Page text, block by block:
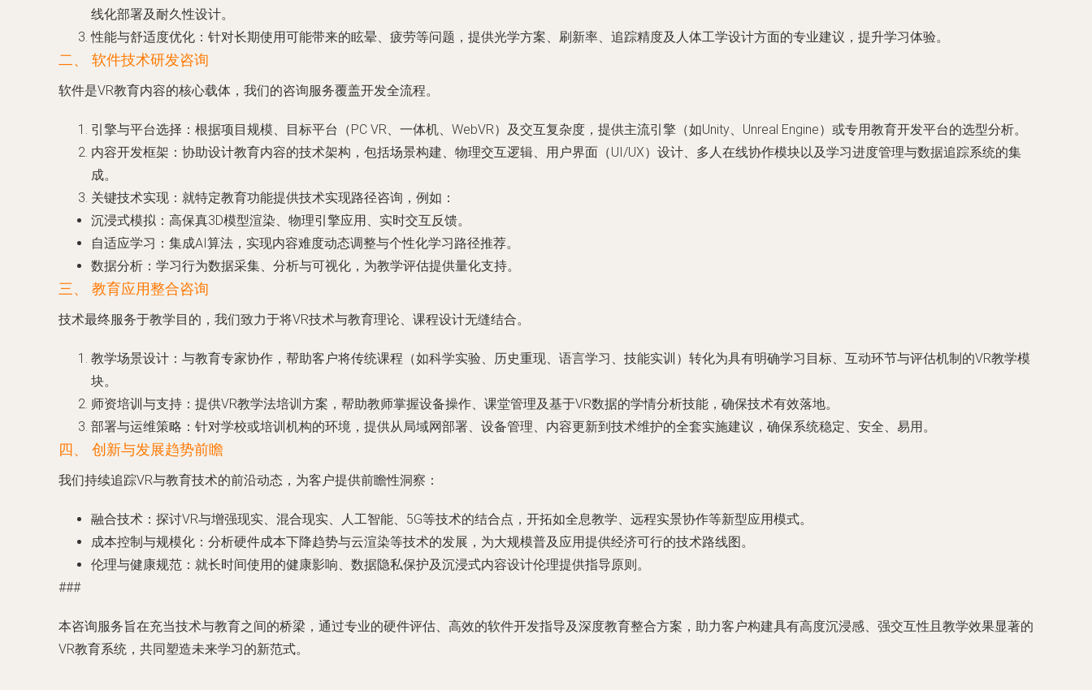
线化部署及耐久性设计。
性能与舒适度优化 ：针对长期使用可能带来的眩晕、疲劳等问题，提供光学方案、刷新率、追踪精度及人体工学设计方面的专业建议，提升学习体验。
二、 软件技术研发咨询
软件是VR教育内容的核心载体，我们的咨询服务覆盖开发全流程。
引擎与平台选择 ：根据项目规模、目标平台（PC VR、一体机、WebVR）及交互复杂度，提供主流引擎（如Unity、Unreal Engine）或专用教育开发平台的选型分析。
内容开发框架 ：协助设计教育内容的技术架构，包括场景构建、物理交互逻辑、用户界面（UI/UX）设计、多人在线协作模块以及学习进度管理与数据追踪系统的集
成。
关键技术实现 ：就特定教育功能提供技术实现路径咨询，例如：
沉浸式模拟 ：高保真3D模型渲染、物理引擎应用、实时交互反馈。
自适应学习 ：集成AI算法，实现内容难度动态调整与个性化学习路径推荐。
数据分析 ：学习行为数据采集、分析与可视化，为教学评估提供量化支持。
三、 教育应用整合咨询
技术最终服务于教学目的，我们致力于将VR技术与教育理论、课程设计无缝结合。
教学场景设计 ：与教育专家协作，帮助客户将传统课程（如科学实验、历史重现、语言学习、技能实训）转化为具有明确学习目标、互动环节与评估机制的VR教学模
块。
师资培训与支持 ：提供VR教学法培训方案，帮助教师掌握设备操作、课堂管理及基于VR数据的学情分析技能，确保技术有效落地。
部署与运维策略 ：针对学校或培训机构的环境，提供从局域网部署、设备管理、内容更新到技术维护的全套实施建议，确保系统稳定、安全、易用。
四、 创新与发展趋势前瞻
我们持续追踪VR与教育技术的前沿动态，为客户提供前瞻性洞察：
融合技术 ：探讨VR与增强现实、混合现实、人工智能、5G等技术的结合点，开拓如全息教学、远程实景协作等新型应用模式。
成本控制与规模化 ：分析硬件成本下降趋势与云渲染等技术的发展，为大规模普及应用提供经济可行的技术路线图。
伦理与健康规范 ：就长时间使用的健康影响、数据隐私保护及沉浸式内容设计伦理提供指导原则。
###
本咨询服务旨在充当技术与教育之间的桥梁，通过专业的硬件评估、高效的软件开发指导及深度教育整合方案，助力客户构建具有高度沉浸感、强交互性且教学效果显著的
VR教育系统，共同塑造未来学习的新范式。